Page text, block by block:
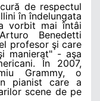
de respectul
în îndelungata
vorbit mai întâi
Benedetti
profesor şi care
manierat" - aşa
În 2007,
Grammy, o
pianist care a
scene de pe